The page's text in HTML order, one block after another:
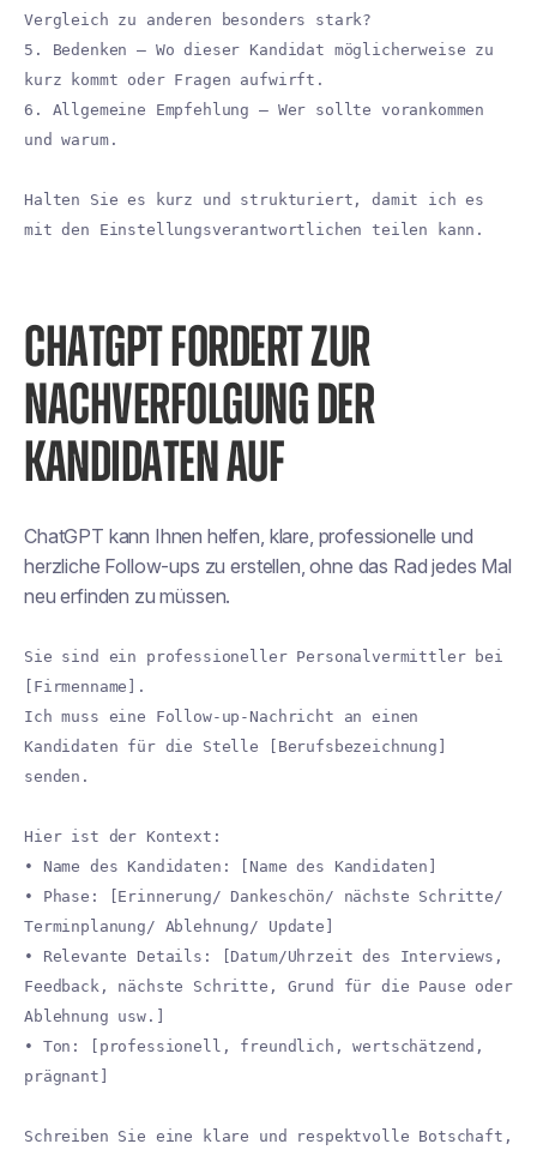
Vergleich zu anderen besonders stark?
5. Bedenken — Wo dieser Kandidat möglicherweise zu
kurz kommt oder Fragen aufwirft.
6. Allgemeine Empfehlung — Wer sollte vorankommen
und warum.
Halten Sie es kurz und strukturiert, damit ich es
mit den Einstellungsverantwortlichen teilen kann.
CHATGPT FORDERT ZUR
NACHVERFOLGUNG DER
KANDIDATEN AUF
ChatGPT kann Ihnen helfen, klare, professionelle und
herzliche Follow-ups zu erstellen, ohne das Rad jedes Mal
neu erfinden zu müssen.
Sie sind ein professioneller Personalvermittler bei
[Firmenname].
Ich muss eine Follow-up-Nachricht an einen
Kandidaten für die Stelle [Berufsbezeichnung]
senden.
Hier ist der Kontext:
• Name des Kandidaten: [Name des Kandidaten]
• Phase: [Erinnerung/ Dankeschön/ nächste Schritte/
Terminplanung/ Ablehnung/ Update]
• Relevante Details: [Datum/Uhrzeit des Interviews,
Feedback, nächste Schritte, Grund für die Pause oder
Ablehnung usw.]
• Ton: [professionell, freundlich, wertschätzend,
prägnant]
Schreiben Sie eine klare und respektvolle Botschaft,